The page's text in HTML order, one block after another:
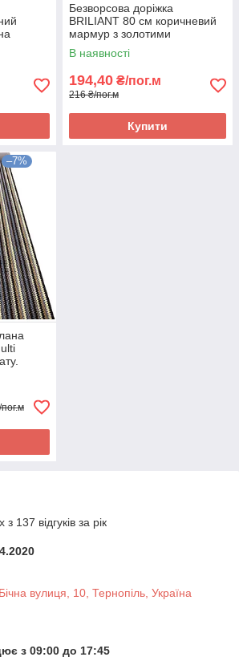
Безворсова доріжка
BRILIANT 80 см коричневий
мармур з золотими
полосками на підлогу на
кухню, в коридор
В наявності
194,40 ₴/пог.м
216 ₴/пог.м
Купити
–7%
137 відгуків за рік
вулиця, 10, Тернопіль, Україна
з 09:00 до 17:45